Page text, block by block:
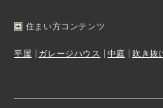
住まい方コンテンツ
平屋 ガレージハウス 中庭 吹き抜